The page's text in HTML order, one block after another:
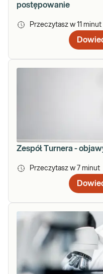
postępowanie
Przeczytasz w 11 minut
Zespół Turnera -
Przeczytasz w 7 minut